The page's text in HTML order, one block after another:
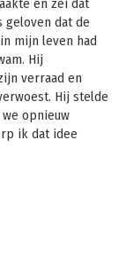
en zei dat
geloven dat de
mijn leven had
Hij
verraad en
Hij stelde
opnieuw
ik dat idee